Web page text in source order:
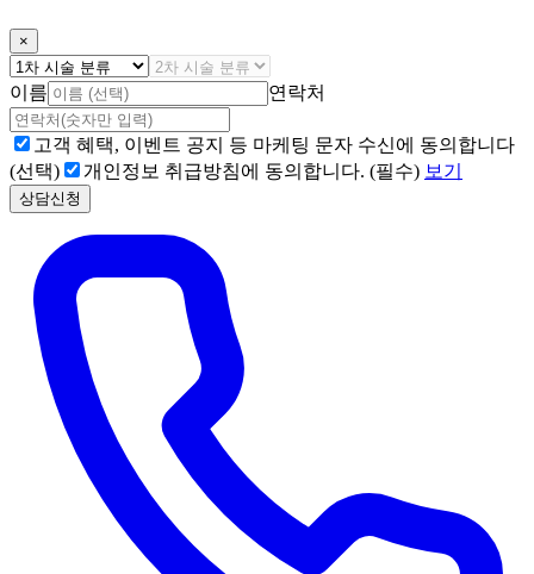
×
이름 연락처
고객 혜택, 이벤트 공지 등 마케팅 문자 수신에 동의합니다
(선택)
개인정보 취급방침에 동의합니다. (필수) 보기
상담신청